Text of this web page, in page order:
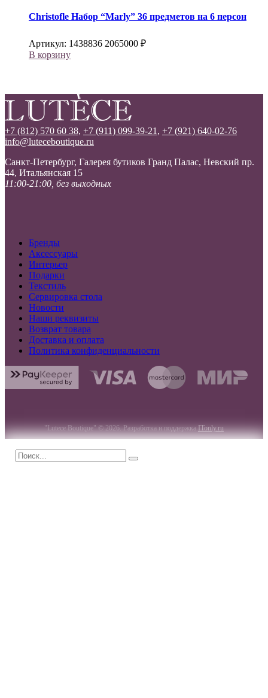
Christofle Набор “Marly” 36 предметов на 6 персон
Артикул: 1438836 2065000 ₽
В корзину
+7 (812) 570 60 38, +7 (911) 099-39-21, +7 (921) 640-02-76
info@luteceboutique.ru
Санкт-Петербург, Галерея бутиков Гранд Палас, Невский пр.
44, Итальянская 15
11:00-21:00, без выходных
Бренды
Аксессуары
Интерьер
Подарки
Текстиль
Сервировка стола
Новости
Наши реквизиты
Возврат товара
Доставка и оплата
Политика конфиденциальности
"Lutece Boutique" © 2026. Разработка и поддержкаITonly.ru